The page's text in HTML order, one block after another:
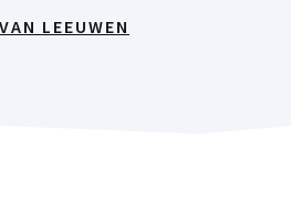
LEEUWEN